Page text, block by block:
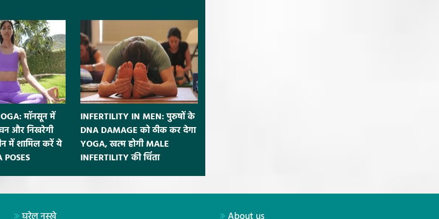
मॉनसून में
और निखरेगी
में शामिल करें ये
INFERTILITY IN MEN: पुरुषों के
DNA DAMAGE को ठीक कर देगा
YOGA, खत्म होगी MALE
INFERTILITY की चिंता